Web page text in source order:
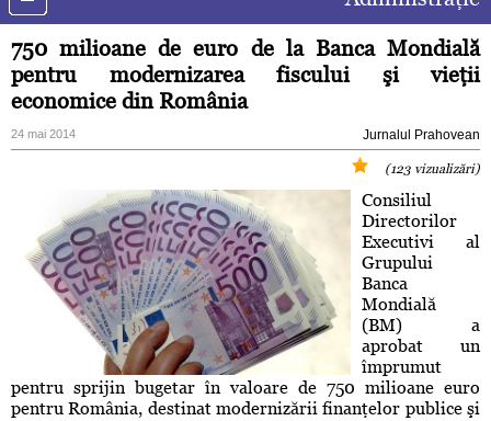
750 milioane de euro de la Banca Mondială
pentru modernizarea fiscului şi vieţii
economice din România
24 mai 2014 Jurnalul Prahovean
(123 vizualizări)
Consiliul
Directorilor
Executivi al
Grupului
Banca
Mondială
(BM) a
aprobat un
împrumut
pentru sprijin bugetar în valoare de 750 milioane euro
pentru România, destinat modernizării finanţelor publice şi